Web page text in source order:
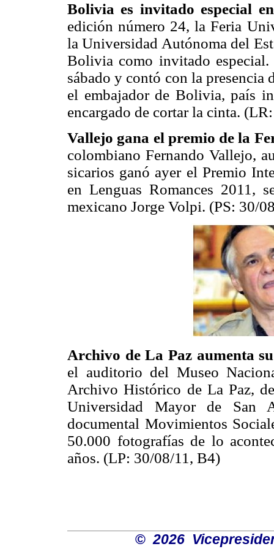
Bolivia es invitado especial
edición número 24, la Feria
la Universidad Autónoma del
Bolivia como invitado
sábado y contó con la presencia
el embajador de Bolivia, país
encargado de cortar la cinta.
Vallejo gana el premio de la
colombiano Fernando Vallejo,
sicarios ganó ayer el Premio
en Lenguas Romances 2011,
mexicano Jorge Volpi. (PS: 30/
Archivo de La Paz aumenta
el auditorio del Museo
Archivo Histórico de La Paz,
Universidad Mayor de San
documental Movimientos
50.000 fotografías de lo
años. (LP: 30/08/11, B4)
©2026